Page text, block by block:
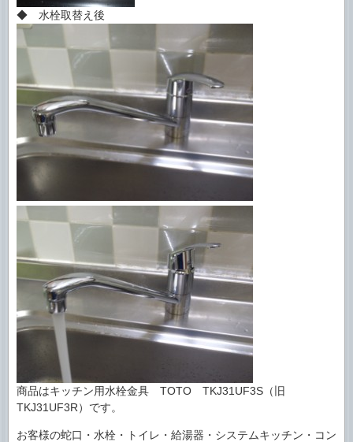
◆ 水栓取替え後
商品はキッチン用水栓金具 TOTO TKJ31UF3S（旧
TKJ31UF3R）です。
お客様の蛇口・水栓・トイレ・給湯器・システムキッチン・コン